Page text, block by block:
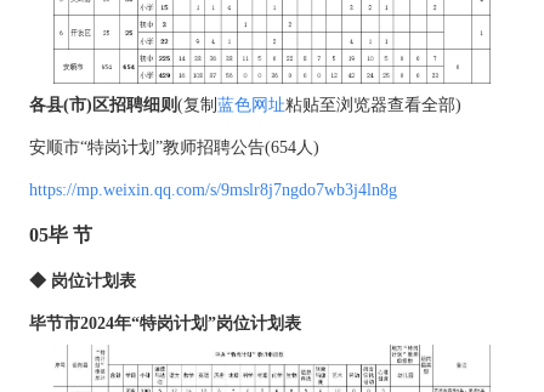
各县(市)区招聘细则 (复制 蓝色网址粘贴至浏览器查看全部)
安顺市“特岗计划”教师招聘公告(654人)
https://mp.weixin.qq.com/s/9mslr8j7ngdo7wb3j4ln8g
05毕 节
◆ 岗位计划表
毕节市2024年“特岗计划”岗位计划表